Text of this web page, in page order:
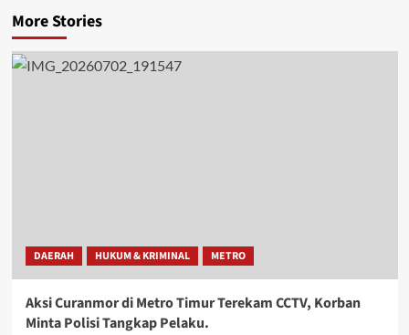
More Stories
DAERAH HUKUM & KRIMINAL METRO
Aksi Curanmor di Metro Timur Terekam CCTV, Korban
Minta Polisi Tangkap Pelaku.